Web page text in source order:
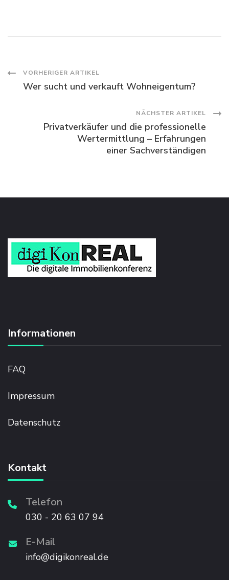
Post
VORHERIGER ARTIKEL
Wer sucht und verkauft Wohneigentum?
NÄCHSTER ARTIKEL
Privatverkäufer und die professionelle
Wertermittlung – Erfahrungen
einer Sachverständigen
Informationen
FAQ
Impressum
Datenschutz
Kontakt
Telefon
030 - 20 63 07 94
E-Mail
info@digikonreal.de